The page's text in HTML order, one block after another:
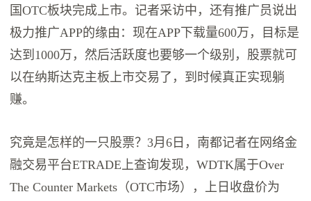
国OTC板块完成上市。记者采访中，还有推广员说出
极力推广APP的缘由：现在APP下载量600万，目标是
达到1000万，然后活跃度也要够一个级别，股票就可
以在纳斯达克主板上市交易了，到时候真正实现躺
赚。
究竟是怎样的一只股票？3月6日，南都记者在网络金
融交易平台ETRADE上查询发现，WDTK属于Over
The Counter Markets（OTC市场），上日收盘价为